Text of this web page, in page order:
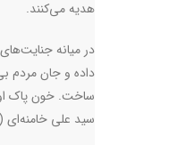
هدیه می‌کنند.
در میانه
داده و جان مردم
ساخت. خون پاک او،
سید علی خامنه‌ای